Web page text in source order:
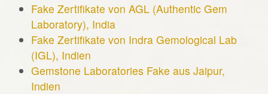
Fake Zertifikate von AGL (Authentic Gem
Laboratory), India
Fake Zertifikate von Indra Gemological Lab
(IGL), Indien
Gemstone Laboratories Fake aus Jaipur,
Indien